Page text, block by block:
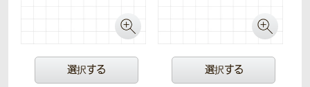
選択する 選択する